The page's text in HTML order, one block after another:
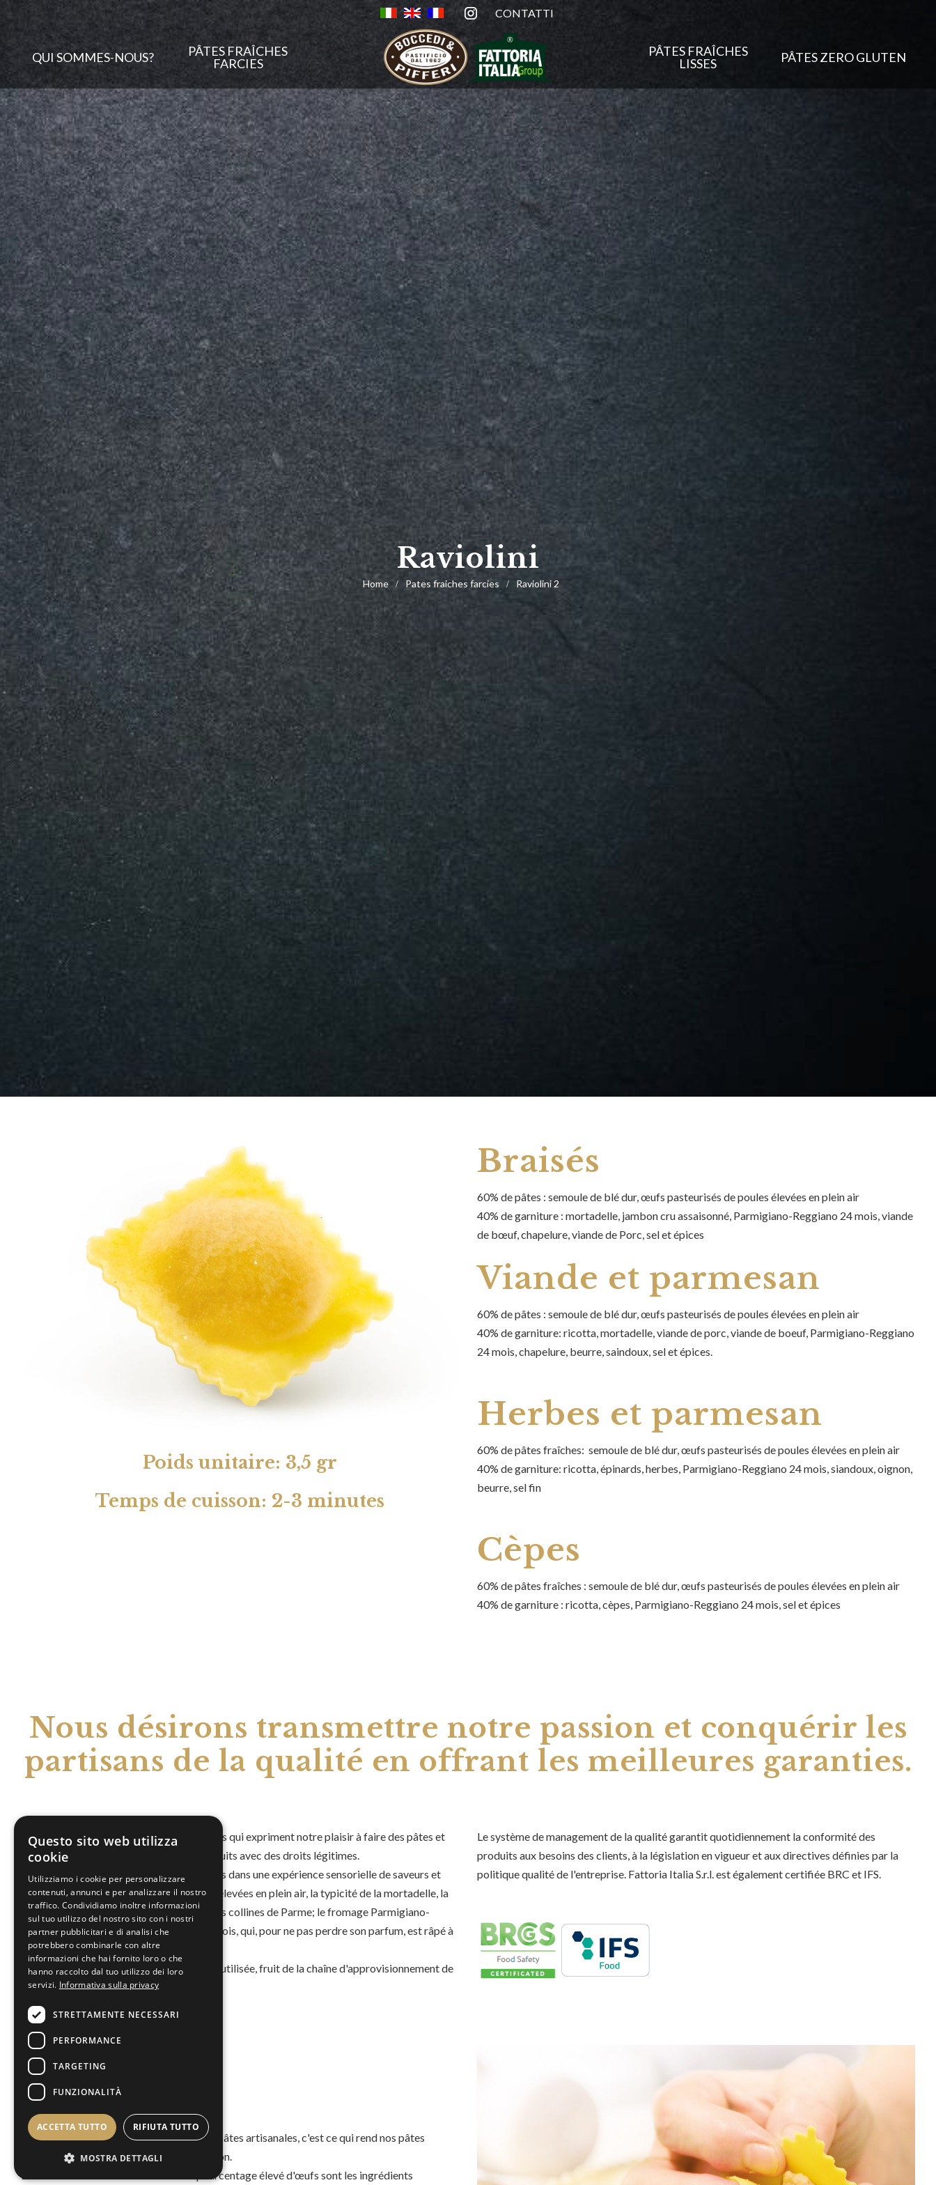
CONTATTI
QUI SOMMES-NOUS?
PÂTES FRAÎCHES
FARCIES
PÂTES FRAÎCHES
LISSES
PÂTES ZERO GLUTEN
Raviolini
Home Pates fraiches farcies Raviolini 2
Poids unitaire: 3,5 gr
Temps de cuisson: 2-3 minutes
Braisés
60% de pâtes : semoule de blé dur, œufs pasteurisés de poules élevées en plein air
40% de garniture : mortadelle, jambon cru assaisonné, Parmigiano-Reggiano 24 mois, viande
de bœuf, chapelure, viande de Porc, sel et épices
Viande et parmesan
60% de pâtes : semoule de blé dur, œufs pasteurisés de poules élevées en plein air
40% de garniture: ricotta, mortadelle, viande de porc, viande de boeuf, Parmigiano-Reggiano
24 mois, chapelure, beurre, saindoux, sel et épices.
Herbes et parmesan
60% de pâtes fraîches: semoule de blé dur, œufs pasteurisés de poules élevées en plein air
40% de garniture: ricotta, épinards, herbes, Parmigiano-Reggiano 24 mois, siandoux, oignon,
beurre, sel fin
Cèpes
60% de pâtes fraîches : semoule de blé dur, œufs pasteurisés de poules élevées en plein air
40% de garniture : ricotta, cèpes, Parmigiano-Reggiano 24 mois, sel et épices
Nous désirons transmettre notre passion et conquérir les
partisans de la qualité en offrant les meilleures garanties.
Nous sélectionnons des matières premières qui expriment notre plaisir à faire des pâtes et
qui nous permettent de proposer nos produits avec des droits légitimes.
Laissez-vous emporter et transportez-vous dans une expérience sensorielle de saveurs et
d'arômes: la fraîcheur des œufs de poules élevées en plein air, la typicité de la mortadelle, la
douceur et la délicatesse du jambon cru des collines de Parme; le fromage Parmigiano-
Reggiano savoureux et raffiné âgé de 24 mois, qui, pour ne pas perdre son parfum, est râpé à
chaque transformation.
Une autre particularité concerne la viande utilisée, fruit de la chaîne d'approvisionnement de
notre groupe.
Le système de management de la qualité garantit quotidiennement la conformité des
produits aux besoins des clients, à la législation en vigueur et aux directives définies par la
politique qualité de l'entreprise. Fattoria Italia S.r.l. est également certifiée BRC et IFS.
Rugosité
La rugosité est la vertu fondamentale des pâtes artisanales, c'est ce qui rend nos pâtes
fraîches très similaires à celles faites maison.
La meilleure semoule de blé dur et un pourcentage élevé d'œufs sont les ingrédients
Questo sito web utilizza
cookie
Utilizziamo i cookie per personalizzare
contenuti, annunci e per analizzare il nostro
traffico. Condividiamo inoltre informazioni
sul tuo utilizzo del nostro sito con i nostri
partner pubblicitari e di analisi che
potrebbero combinarle con altre
informazioni che hai fornito loro o che
hanno raccolto dal tuo utilizzo dei loro
servizi. Informativa sulla privacy
STRETTAMENTE NECESSARI
PERFORMANCE
TARGETING
FUNZIONALITÀ
ACCETTA TUTTO RIFIUTA TUTTO
MOSTRA DETTAGLI